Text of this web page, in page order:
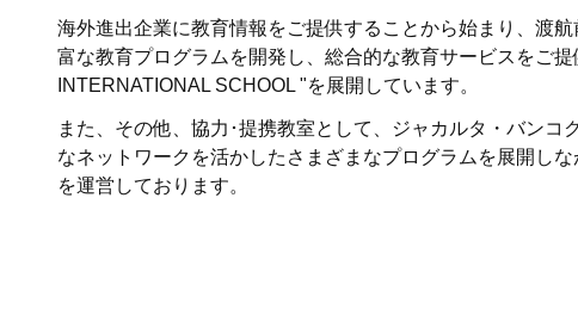
海外進出企業に教育情報をご提供することから始まり、渡
富な教育プログラムを開発し、総合的な教育サービスをご
INTERNATIONAL SCHOOL "を展開しています。
また、その他、協力･提携教室として、ジャカルタ・バン
なネットワークを活かしたさまざまなプログラムを展開し
を運営しております。